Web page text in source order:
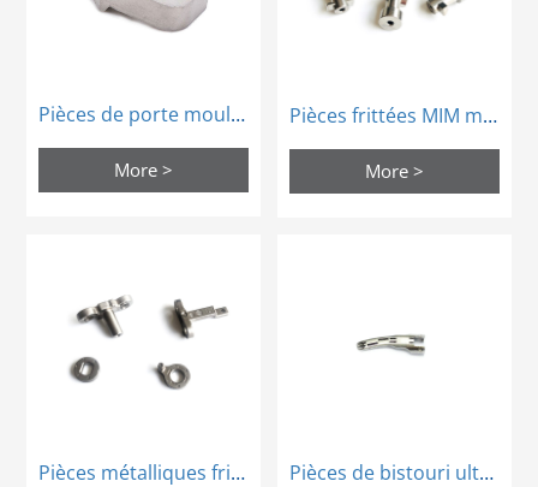
Pièces de porte moulées par injection métallique MIM Powder Metallurgy
More >
Pièces frittées MIM médical sertissage machine
More >
Pièces métalliques frittées MIM Pièces de bistouri ultrasonique fritté MIM Medical Instruments